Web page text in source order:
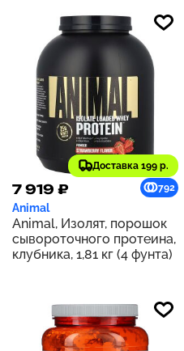
Доставка 199 р.
7 919 ₽ 792
Animal
Animal, Изолят, порошок
сывороточного протеина,
клубника, 1,81 кг (4 фунта)